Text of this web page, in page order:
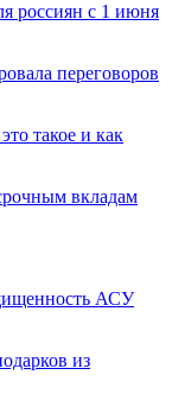
россиян с 1 июня
переговоров
такое и как
вкладам
АСУ
из